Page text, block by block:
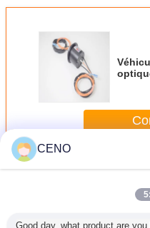
PlusJoint tournant optique
CENO
Good day, what product are